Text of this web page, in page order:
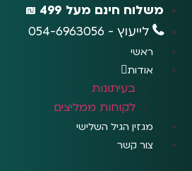
משלוח חינם מעל 499 ₪
לייעוץ - 054-6963056
ראשי
אודות
בעיתונות
לקוחות ממליצים
מגזין הגיל השלישי
צור קשר